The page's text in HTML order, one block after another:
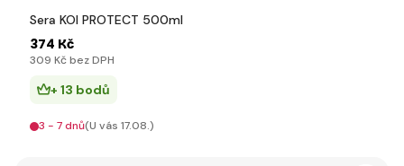
Sera KOI PROTECT 500ml
374 Kč
309 Kč bez DPH
+ 13 bodů
3 - 7 dnů(U vás 17.08.)